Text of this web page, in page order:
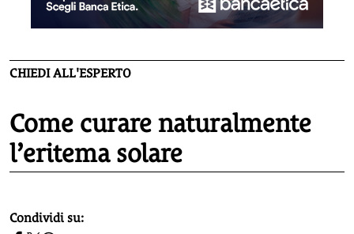
CHIEDI ALL'ESPERTO
Come curare naturalmente
l’eritema solare
homepage h2
Condividi su: